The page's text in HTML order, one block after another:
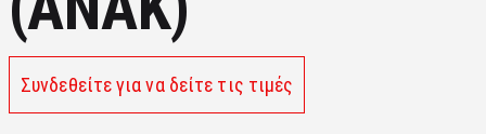
Συνδεθείτε για να δείτε τις τιμές